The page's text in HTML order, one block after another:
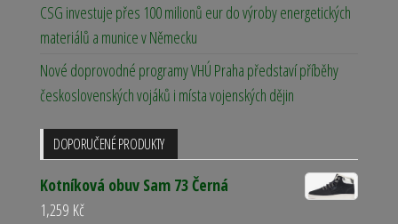
CSG investuje přes 100 milionů eur do výroby energetických
materiálů a munice v Německu
Nové doprovodné programy VHÚ Praha představí příběhy
československých vojáků i místa vojenských dějin
DOPORUČENÉ PRODUKTY
Kotníková obuv Sam 73 Černá
1,259 Kč